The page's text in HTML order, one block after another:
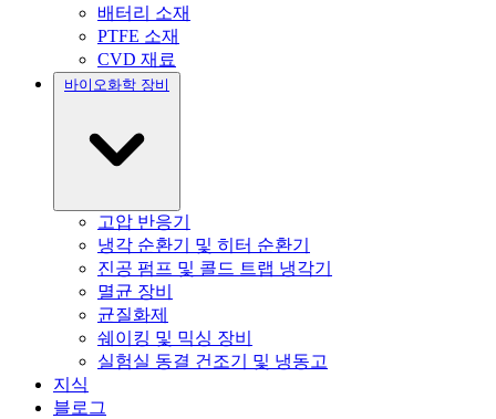
배터리 소재
PTFE 소재
CVD 재료
바이오화학 장비
고압 반응기
냉각 순환기 및 히터 순환기
진공 펌프 및 콜드 트랩 냉각기
멸균 장비
균질화제
쉐이킹 및 믹싱 장비
실험실 동결 건조기 및 냉동고
지식
블로그